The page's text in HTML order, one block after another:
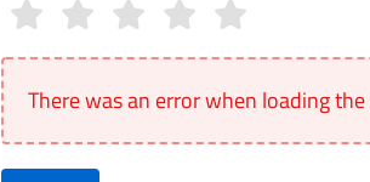
Quanto sono chiare le informazioni su questa
There was an error when loading